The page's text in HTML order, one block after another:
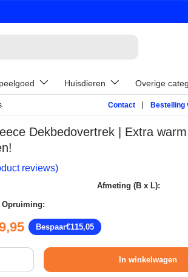
Huisdieren Overige
Contact Bestelling
Dekbedovertrek | Extra
reviews)
Afmeting (B x L):
Opruiming:
Bespaar€115,05
In winkelwagen